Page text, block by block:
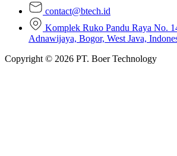
contact@btech.id
Komplek Ruko Pandu Raya No.
Adnawijaya, Bogor, West Java,
Copyright © 2026 PT. Boer Technology